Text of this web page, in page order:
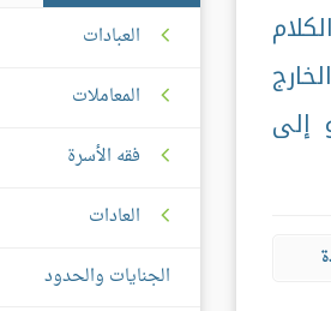
إلى
العبادات
المعاملات
فقه الأسرة
العادات
الجنايات والحدود